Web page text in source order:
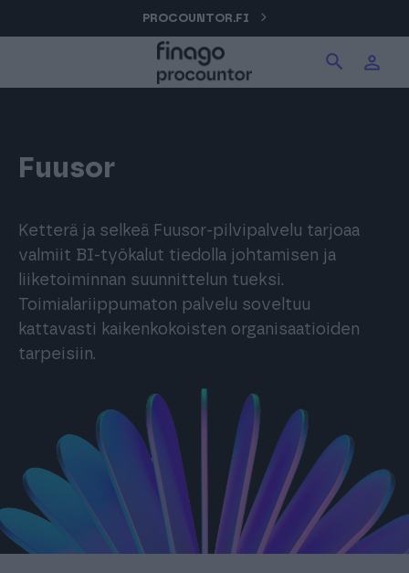
sisältöön
PROCOUNTOR.FI
Fuusor
Ketterä ja selkeä Fuusor-pilvipalvelu tarjoaa
valmiit BI-työkalut tiedolla johtamisen ja
liiketoiminnan suunnittelun tueksi.
Toimialariippumaton palvelu soveltuu
kattavasti kaikenkokoisten organisaatioiden
tarpeisiin.
Solo
Sopimuskone
Allekirjoitus
Aika